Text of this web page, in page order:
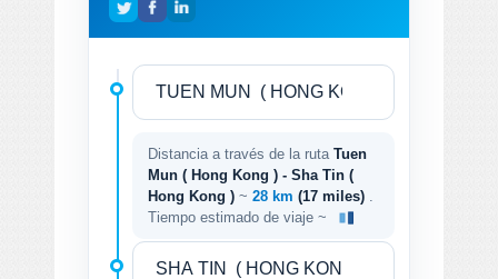
Distancia a través de la ruta Tuen
Mun ( Hong Kong ) - Sha Tin (
Hong Kong ) ~ 28 km (17 miles)
Tiempo estimado de viaje ~